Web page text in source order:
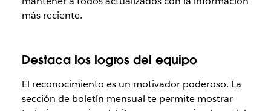
más reciente.
Destaca los logros del equipo
El reconocimiento es un motivador poderoso. La
sección de boletín mensual te permite mostrar